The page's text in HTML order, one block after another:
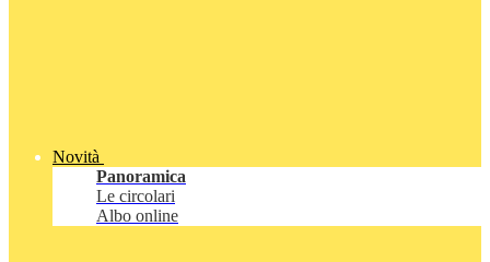
Novità
Panoramica
Le circolari
Albo online